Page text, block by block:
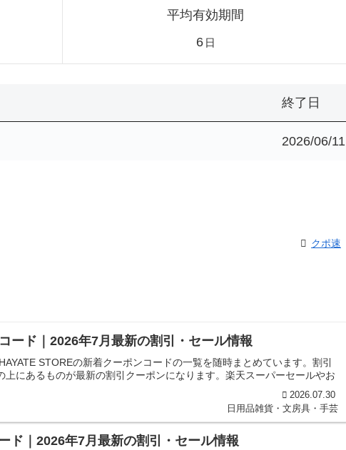
平均有効期間
6 日
終了日
2026/06/11
クポ速
ード｜2026年7月最新の割引・セール情報
STOREの新着クーポンコードの一覧を随時まとめています。割引
にあるものが最新の割引クーポンになります。楽天スーパーセールやお
2026.07.30
日用品雑貨・文房具・手芸
ド｜2026年7月最新の割引・セール情報